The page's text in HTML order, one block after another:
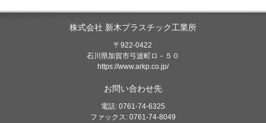
株式会社 新木プラスチック工業所
〒922-0422
石川県加賀市弓波町ロ－５０
https://www.arkp.co.jp/
お問い合わせ先
電話: 0761-74-6325
ファックス: 0761-74-8049